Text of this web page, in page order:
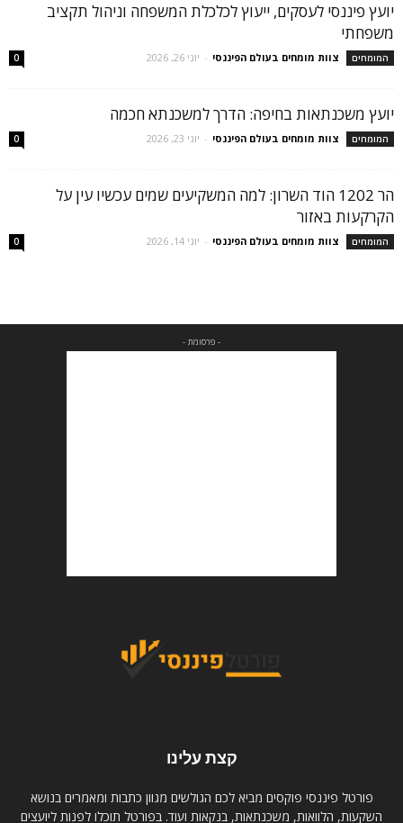
יועץ פיננסי לעסקים, ייעוץ לכלכלת המשפחה וניהול תקציב
משפחתי
המומחים צוות מומחים בעולם הפיננסי - יוני 26, 2026 0
יועץ משכנתאות בחיפה: הדרך למשכנתא חכמה
המומחים צוות מומחים בעולם הפיננסי - יוני 23, 2026 0
הר 1202 הוד השרון: למה המשקיעים שמים עכשיו עין על
הקרקעות באזור
המומחים צוות מומחים בעולם הפיננסי - יוני 14, 2026 0
- פרסומת -
קצת עלינו
פורטל פיננסי פוקסים מביא לכם הגולשים מגוון כתבות ומאמרים בנושא
השקעות, הלוואות, משכנתאות, בנקאות ועוד. בפורטל תוכלו לפנות ליועצים